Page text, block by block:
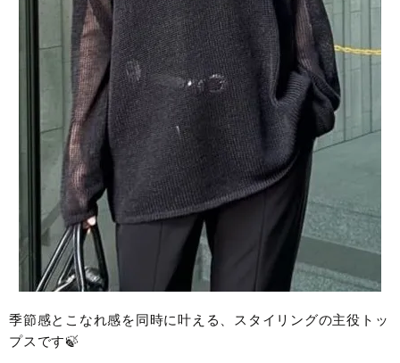
季節感とこなれ感を同時に叶える、スタイリングの主役トッ
プスです🍃